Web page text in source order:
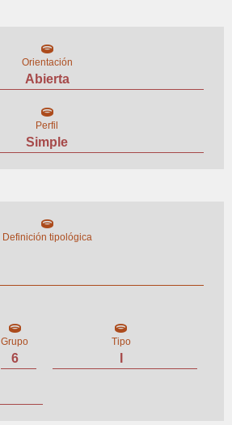
Orientación
Abierta
Perfil
Simple
Definición tipológica
Grupo
6
Tipo